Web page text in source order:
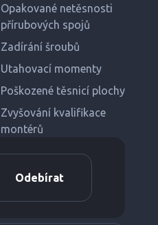
Opakované netěsnosti
přírubových spojů
Zadírání šroubů
Utahovací momenty
Poškozené těsnicí plochy
Zvyšování kvalifikace
montérů
Odebírat